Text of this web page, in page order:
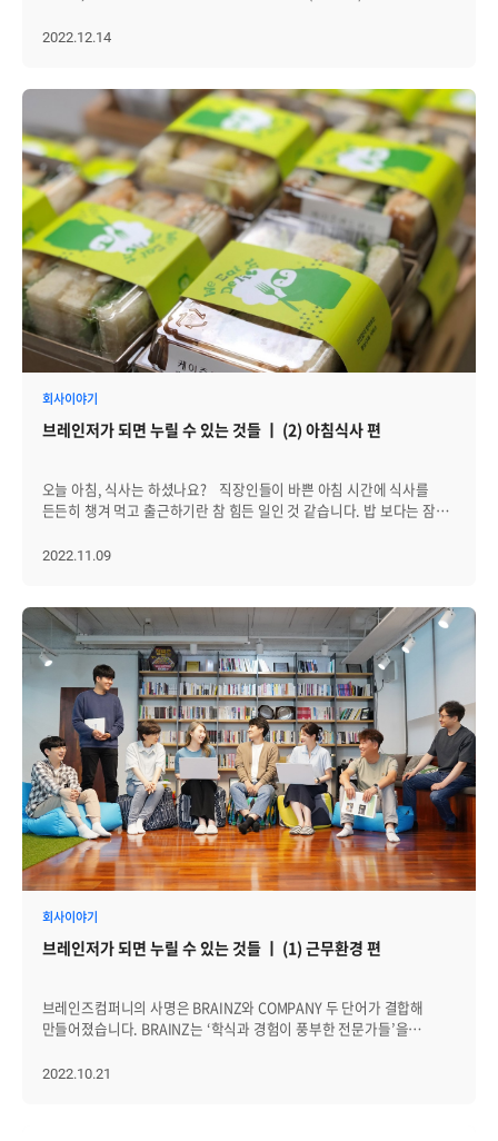
운영되었습니다. 참가자들은 각자의 차례가 되면 진지하게 자세를
즐겁게 받아들였습니다. 패밀리데이 게임의 가장 큰 특징은 기본
실력이나 체력에 크게 좌우되지 않는다는 점이었습니다. 순간적인
집중력과 약간의 행운만 있다면 어린아이도, 어른도 충분히 1등을 노릴
수 있었습니다. 이런 구성 덕분에 승부는 예측하기 어려웠고,
참가자들은 결과와 상관없이 매 게임마다 즐겁게 몰입할 수 있었습니다.
이후에는 짝을 이루어 참여하는 게임이 이어졌습니다. 작은 공기총을
쏘고 다른 가족이 이를 받아내는 게임은 처음에는 모두가 쉽게
생각했지만, 막상 시작되자 예상보다 쉽지 않아 참가자들을 당황하게
했습니다. 공의 방향을 예측하고 몸을 움직이며 받아내는 과정에서
뜻밖의 장면들이 이어졌고, 하는 사람도 보는 사람도 모두 웃음을 멈추지
못했습니다. 평소 사무실에서는 보기 어려웠던 브레인저들의 적극적인
모습과 순발력도 큰 재미를 더했습니다. 가족 앞에서 최선을 다해 게임에
임하는 모습, 뜻밖의 실력을 발휘해 박수를 받는 모습, 아쉽게
실패하고도 활짝 웃는 모습이 이어지며 현장은 더욱 유쾌해졌습니다.
이후에도 개인전인 비행기 날리기와 신발 던지기, 짝을 이뤄 바지
이어진 레크리에이션 속에서 1등을 차지한 가족의 환호, 아깝게 순위를
어른들은 아이들의 기대에 부응하기 위해 더 열심히 게임에
참여했습니다. 승패보다 중요한 것은 함께 뛰고, 함께 웃고, 서로를
치열했던 게임이 마무리된 뒤에는 패밀리데이의 하이라이트인
아이들은 물론 어른들까지 모두가 동심으로 돌아갔습니다. 산책하듯
천천히 둘러보는 가족도 있었고, 적극적으로 정원을 누비며 보물을 찾는
가족도 있었습니다. 보물을 발견한 순간마다 환한 웃음이 번졌고,
선물을 받은 가족들은 서로 축하하며 기쁨을 나누었습니다. 보물찾기는
단순한 이벤트였지만, 가족들이 함께 움직이고 이야기하며 즐길 수
있었던 또 하나의 추억이 되었습니다. 이후에는 로또 추첨과 행운권
추첨이 이어졌습니다. 번호가 하나씩 발표될 때마다 행사장 곳곳에서
환호와 아쉬운 탄성이 교차했습니다. 다양한 게임과 이벤트가 준비된
덕분에 많은 가족들이 선물을 받을 수 있었고, 행사는 더욱 훈훈한
분위기 속에서 마무리되었습니다. 특히 행사 준비와 진행을 위해 애쓴
스태프들에게 자연스럽게 격려와 박수가 이어진 장면도 인상
깊었습니다. 게임으로 하나 된 마음과 두 손 가득한 선물, 그리고 하루
동안 쌓인 웃음 속에서 메인 행사는 따뜻하게 마무리되었습니다. │
맛있는 음식을 나누며 이어진 저녁시간 메인 행사가 끝난 뒤, 참가자들은
즐기며 에너지를 쏟은 뒤라, 모두에게 저녁식사는 더욱 반가운
시간이었습니다. 식사 자리에서는 가족 단위로 편안하게 둘러앉아
따뜻한 음식을 나누었습니다. 맛있는 음식이 차려지고, 낮 동안 있었던
주제가 되었습니다. 조금 전까지 함께 응원하고 웃었던 기억이 식탁
위에서도 이어지며 분위기는 한층 더 부드러워졌습니다. 아이들은
저녁을 만끽했습니다. 평소 바쁜 일상 속에서는 가족 모두가 한자리에
나왔습니다. 이후에도 다양한 게임들이 차례로 진행됐습니다. 게임
구성되었으며, 전체 참가 인원을 고려해 누구나 부담 없이 즐길 수 있는
방식으로 운영됐습니다. 가족 단위로 함께 뛰고 웃는 모습 속에서
행사장의 분위기는 점점 더 화기애애해졌습니다. 그중에서도
브레인저의 자녀와 조카들이 참여한 게임이 진행될 때는 모두의 시선이
자연스럽게 집중됐습니다. 아이들의 움직임 하나하나에 박수가 터졌고,
가족들은 밝게 웃으며 응원에 힘을 보탰습니다. 세대가 함께 어우러진 이
순간은 ‘패밀리데이’가 지향하는 따뜻한 분위기를 가장 잘 보여준
장면이었습니다. 반면, 어른들이 참여하는 게임이 진행될 때는 분위기가
조금 달라졌습니다. 모두에게 익숙하지 않은 생소한 게임이었지만,
참가자들은 공정한 경쟁 속에서도 웃음을 잃지 않고 끝까지 최선을
다하는 모습을 보여주었습니다. "아빠! 꼭 1등하고와!" 특히 아이들이
엄마, 아빠나 할머니, 할아버지까지 열심히 응원하는 모습이 더해지며,
가족 모두가 하나 되어 기쁨과 아쉬움을 나누는 모습이 곳곳에서
연출됐습니다. 특히 어른과 아이가 함께 참여한 공 튀기기, 링 던지기,
모두가 한 팀이 되어 호흡을 맞추고, 협력하며 함께 웃을 수 있는 소중한
시간이었습니다. 승패여부와 상관없이, 게임을 즐기는 그 자체만으로도
충분히 의미 있고 즐거운 경험이 되었습니다. 이어서 패밀리데이의
숨겨진 보물을 찾는 이번 게임은 아이들에게는 낯설고 신나는
모험이었고, 어른들에게는 어린 시절 추억을 떠올리게 하는 특별한
이어졌습니다. 경품 당첨자 발표가 진행될 때마다 곳곳에서 환호와
공가까이 보내기에서 1등을 했는데, 너무 기뻐하는 모습을 보니 왠지
모르게 뭉클하기까지 했다" "퇴근후나 주말에 같이 보여서 대화하기
힘든데, 같이 게임하면서 머리도 맞대고 이야기도 나누며 웃을 수 있어서
좋은 시간이었다" 함께 뛰고 웃으며 서로를 응원했던 레크리에이션
시간은 가족 간의 정을 나누는 소중한 순간이었습니다. 활기찬 분위기와
웃음 속에 레크리에이션이 마무리되며, 다음 순서를 향한 기대감도 함께
이어졌습니다. │즐겁고 따뜻한 분위기가 계속 이어진 저녁시간
레크리에이션을 마친 뒤, 참가자들은 잠시 각자의 숙소로 돌아가 휴식을
취하며 여유로운 시간을 보냈습니다. 짧지만 편안한 휴식 후에는 모두가
기다리던 저녁식사 시간이 이어졌습니다. 이날의 메뉴는 따끈한 불고기
전골과 정갈한 밑반찬이었습니다. 깊고 담백한 국물 맛에 불고기와
채소가 푸짐하게 어우러져, 아이들도 어른들도 젓가락을 멈추지
않았습니다. 음식도 맛있었지만 무엇보다 오랜만에 가족이 한자리에
모여 함께 나눈 식사라는 점에서 더욱 따뜻하고 풍성하게 느껴졌습니다.
식탁 위에는 자연스레 웃음이 오갔고, 저녁 시간은 그렇게 가족 간의
내에서 자유롭게 시간을 즐길 수 있었습니다. 일부 가족들은 야외에서
시간을 보냈습니다. 조용한 시간을 원한 가족들은 숙소에 모여 못다한
이야기를 나누며 하루를 차분히 정리하기도 했습니다. 그렇게 각자의
저물어갔습니다. │또 다른 설렘으로 시작한 아침 패밀리데이 둘째 날
대통령 표창을 수상했다고 밝혔다. 가족친화인증은 2008년부터
대해 심사를 통해 인증을 부여하는 제도다. 여러 인증 기업 중에서도
가족친화제도를 모범적으로 운영한 일부 기업은 대통령, 국무총리, 장관
표창을 받는다. 브레인즈컴퍼니는 2015년 가족친화인증 기업으로
처음 지정된 이래 3회 연속재인증을 받았다. 자녀출산 및
양육지원제도로, ▲배우자 출산휴가 10일 의무사용 ▲7세 미만 자녀
가족수당 지급 ▲출산 선물 및 축하금 지급 ▲임신기간 근무시간 단축
▲가족 돌봄 휴직 ▲수유실 및 여직원 휴게실 운영 등을 시행
중이다. 특히 출산 및 육아휴직 후 복직률이 100%에 이를 정도로
가족친화적 문화를 가진 것이 특징이다. 또, 일∙생활 균형을 위한
제도도 운영 중이다. 구성원 개개인의 상황을 존중해
시차출퇴근, 재택근무 등 유연근무제를 운영 중이며, 출근 준비로
끼니를 놓치는 직원을 위해 아침식사를 제공하고 있다. 본인 생일을
비롯해 가족 생일, 결혼기념일 등 가족기념일에는 조기 퇴근하고
있으며, 매해 5월에는 가족을 초청해 캠핑, 게임 등을
즐기는 ‘패밀리데이’가 열린다. 더불어, 일에 지친 직원들의 재충전을
있다. 별도로 직원의 20%는 매년 해외 연수를 통해 전시회와 글로벌
젊고 에너지 넘치는 조직으로 체질 개선에 나섰다. 올 초 출범한 ‘행복한
회사 만들기 TF, 영 브레인즈’는 솔직, 자율, 존중 세가지 핵심 가치를
중심으로 매월 2회 아이디어 회의를 열고 있다. 또 대표를 포함한 임직원
단위의 장기근속 포상, 사내 도서관 및 콘도 운영, 자율적인 휴가 사용
브레인즈컴퍼니 대표는 “직원 개개인이 행복해야 회사가 성장한다는
일념으로, 일과 삶의 균형을 이루고 구성원끼리 서로 배려하며 일하기
좋은 회사로 만들어 나가겠다”고 말했다.
2022.12.14
회사이야기
브레인저가 되면 누릴 수 있는 것들 ㅣ (2) 아침식사 편
오늘 아침, 식사는 하셨나요? 직장인들이 바쁜 아침 시간에 식사를
든든히 챙겨 먹고 출근하기란 참 힘든 일인 것 같습니다. 밥 보다는 잠을
다반사라, 직장인들의 건강 관리가 절실해 보입니다.
브레인즈컴퍼니의 아침은 8층 라운지에서 제공하며, 우유, 주스, 탄산수
등 다양한 무료 음료와 더불어 커피머신으로 바로 내린 커피와 함께
섭취할 수 있습니다. 아침식사 메뉴는 월∙금 김밥, 화∙수∙목은 샌드위치/
유부초밥/볶음밥/주먹밥 등 랜덤으로 제공되고 있습니다. 회사에서
제공되는 아침은 직원 건강뿐만 아니라 생산성과도 직결되는데요. 직접
아침을 차려 먹지 않아도 되니, 출근 준비가 수월해지고 지각이 줄어드는
효과가 있습니다. 또, 타 부서 직원들과 함께 아침을 먹을 수 있어, 부서
간 장벽을 낮추고 사내 소통에도 유용합니다. 아침식사는 브레인저들이
가장 만족도가 높은 복지 중 하나인데요. 매일 아침을 챙겨 먹는 한
브레인저는 “매일 다른 메뉴로 아침을 먹을 수 있어 좋아요. 동료들과
같이 식사를 하면서 어제 퇴근 후에 뭐했는지, 요즘 어떤 취미가
있었는지 등 서로를 알아가는 재미도 쏠쏠하고요. 간혹 혼자 좋아하는
유튜브를 보면서 먹기도 해요. 그리고 카페테리아에 식사와 함께 할 수
있는 원두 커피나 각종 음료가 준비돼 있어 더 좋은 것 같아요.”라고
전해왔습니다. 이처럼 브레인저들은 “먹거리는 부족해선 안된다”는
참고로 아침뿐만 아니라 행사가 있는 날이면 항상 음식을 넉넉하게
있습니다. 이 글을 읽고 있을 예비 브레인저분들! 브레인즈컴퍼니에
합류해 첫 출근하는 날, 꼭 8층 라운지에 들러 아침식사 챙겨 드세요.
냉장고에 있는 음료도 편하게 꺼내 드시면 돼요.
2022.11.09
회사이야기
브레인저가 되면 누릴 수 있는 것들 ㅣ (1) 근무환경 편
브레인즈컴퍼니의 사명은 BRAINZ와 COMPANY 두 단어가 결합해
만들어졌습니다. BRAINZ는 ‘학식과 경험이 풍부한 전문가들’을
있습니다. 즉, 브레인즈컴퍼니는 '전문가들이 식구처럼, 함께 잘 살아
2022.10.21